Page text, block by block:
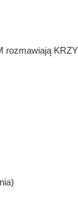
rozmawiają